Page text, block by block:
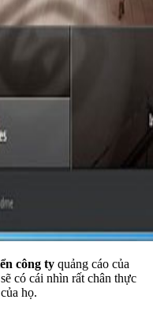
công ty quảng cáo của
có cái nhìn rất chân thực
họ.